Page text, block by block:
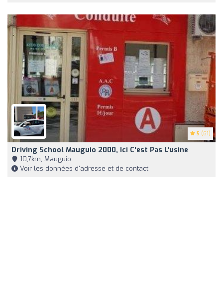
5 (61)
Driving School Mauguio 2000, Ici C'est Pas L'usine
10,7km, Mauguio
Voir les données d'adresse et de contact